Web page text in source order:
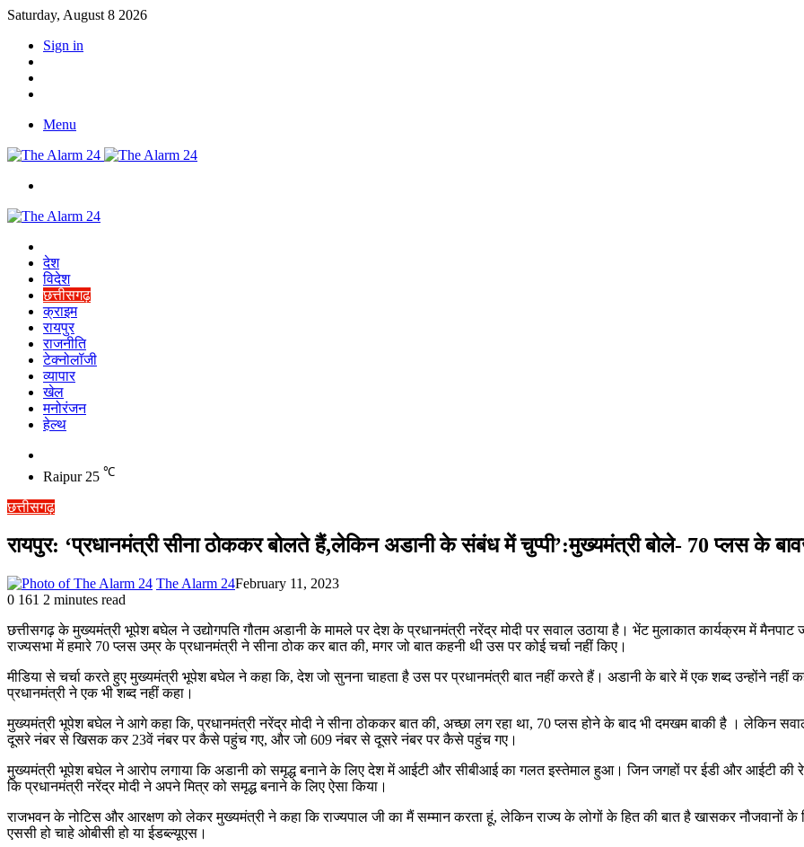
Saturday, August 8 2026
Sign in
Menu
देश
विदेश
छत्तीसगढ़
क्राइम
रायपुर
राजनीति
टेक्नोलॉजी
व्यापार
खेल
मनोरंजन
हेल्थ
skin
Raipur 25 ℃
छत्तीसगढ़
रायपुर: ‘प्रधानमंत्री सीना ठोककर बोलते हैं,लेकिन अडानी के संबंध में चुप्पी’:मुख्यमंत्री बोले- 70 प्लस के
The Alarm 24February 11, 2023
0 161 2 minutes read
छत्तीसगढ़ के मुख्यमंत्री भूपेश बघेल ने उद्योगपति गौतम अडानी के मामले पर देश के प्रधानमंत्री नरेंद्र मोदी पर सवाल उठाया है। भेंट मुलाकात कार्यक्रम में
राज्यसभा में हमारे 70 प्लस उम्र के प्रधानमंत्री ने सीना ठोक कर बात की, मगर जो बात कहनी थी उस पर कोई चर्चा नहीं किए।
मीडिया से चर्चा करते हुए मुख्यमंत्री भूपेश बघेल ने कहा कि, देश जो सुनना चाहता है उस पर प्रधानमंत्री बात नहीं करते हैं। अडानी के बारे में एक शब्द उन्होंने
प्रधानमंत्री ने एक भी शब्द नहीं कहा।
मुख्यमंत्री भूपेश बघेल ने आगे कहा कि, प्रधानमंत्री नरेंद्र मोदी ने सीना ठोककर बात की, अच्छा लग रहा था, 70 प्लस होने के बाद भी दमखम बाकी है । लेकिन
दूसरे नंबर से खिसक कर 23वें नंबर पर कैसे पहुंच गए, और जो 609 नंबर से दूसरे नंबर पर कैसे पहुंच गए।
मुख्यमंत्री भूपेश बघेल ने आरोप लगाया कि अडानी को समृद्ध बनाने के लिए देश में आईटी और सीबीआई का गलत इस्तेमाल हुआ। जिन जगहों पर ईडी और आईटी की
कि प्रधानमंत्री नरेंद्र मोदी ने अपने मित्र को समृद्ध बनाने के लिए ऐसा किया।
राजभवन के नोटिस और आरक्षण को लेकर मुख्यमंत्री ने कहा कि राज्यपाल जी का मैं सम्मान करता हूं, लेकिन राज्य के लोगों के हित की बात है खासकर नौजवानों के
एससी हो चाहे ओबीसी हो या ईडब्ल्यूएस।